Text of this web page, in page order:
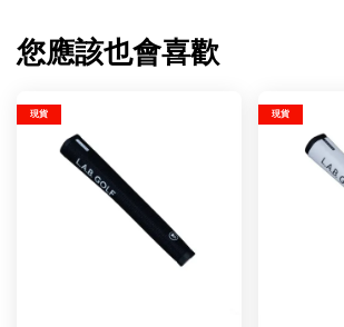
您應該也會喜歡
現貨 現貨